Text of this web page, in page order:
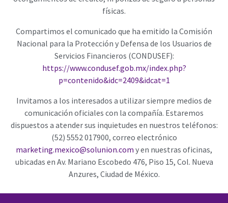
físicas.
Compartimos el comunicado que ha emitido la Comisión
Nacional para la Protección y Defensa de los Usuarios de
Servicios Financieros (CONDUSEF):
https://www.condusef.gob.mx/index.php?
p=contenido&idc=2409&idcat=1
Invitamos a los interesados a utilizar siempre medios de
comunicación oficiales con la compañía. Estaremos
dispuestos a atender sus inquietudes en nuestros teléfonos:
(52) 5552 017900, correo electrónico
marketing.mexico@solunion.com y en nuestras oficinas,
ubicadas en Av. Mariano Escobedo 476, Piso 15, Col. Nueva
Anzures, Ciudad de México.